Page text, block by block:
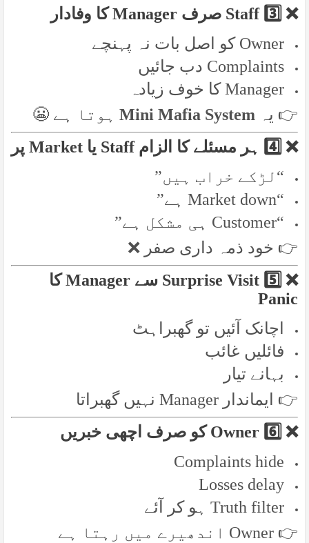
❌ 3️⃣ Staff صرف Manager کا وفادار
Owner کو اصل بات نہ پہنچے
Complaints دب جائیں
Manager کا خوف زیادہ
👉 یہ Mini Mafia System ہوتا ہے 😬
❌ 4️⃣ ہر مسئلے کا الزام Staff یا Market پر
“لڑکے خراب ہیں”
“Market down ہے”
“Customer ہی مشکل ہے”
👉 خود ذمہ داری صفر ❌
❌ 5️⃣ Surprise Visit سے Manager کا
Panic
اچانک آئیں تو گھبراہٹ
فائلیں غائب
بہانے تیار
👉 ایماندار Manager نہیں گھبراتا
❌ 6️⃣ Owner کو صرف اچھی خبریں
Complaints hide
Losses delay
Truth filter ہو کر آئے
👉 Owner اندھیرے میں رہتا ہے